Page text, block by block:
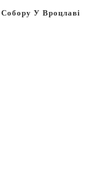
Собору У Вроцлаві